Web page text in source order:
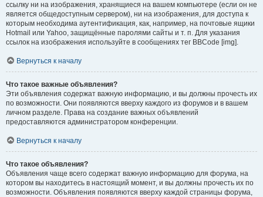
ссылку ни на изображения, хранящиеся на вашем компьютере (если он не
является общедоступным сервером), ни на изображения, для доступа к
которым необходима аутентификация, как, например, на почтовые ящики
Hotmail или Yahoo, защищённые паролями сайты и т. п. Для указания
ссылок на изображения используйте в сообщениях тег BBCode [img].
Вернуться к началу
Что такое важные объявления?
Эти объявления содержат важную информацию, и вы должны прочесть их
по возможности. Они появляются вверху каждого из форумов и в вашем
личном разделе. Права на создание важных объявлений
предоставляются администратором конференции.
Вернуться к началу
Что такое объявления?
Объявления чаще всего содержат важную информацию для форума, на
котором вы находитесь в настоящий момент, и вы должны прочесть их по
возможности. Объявления появляются вверху каждой страницы форума,